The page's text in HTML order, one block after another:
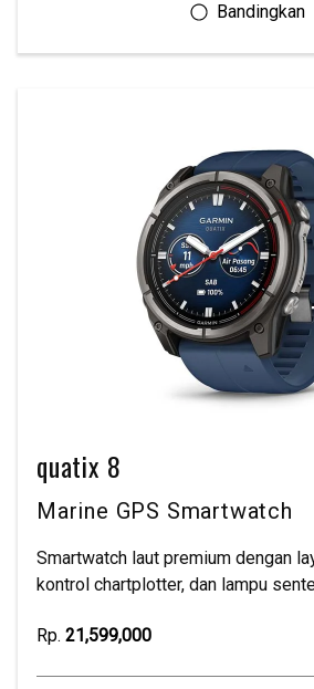
quatix 8
Marine GPS Smartwatch
Smartwatch laut premium dengan
kontrol chartplotter, dan lampu
Rp. 21,599,000